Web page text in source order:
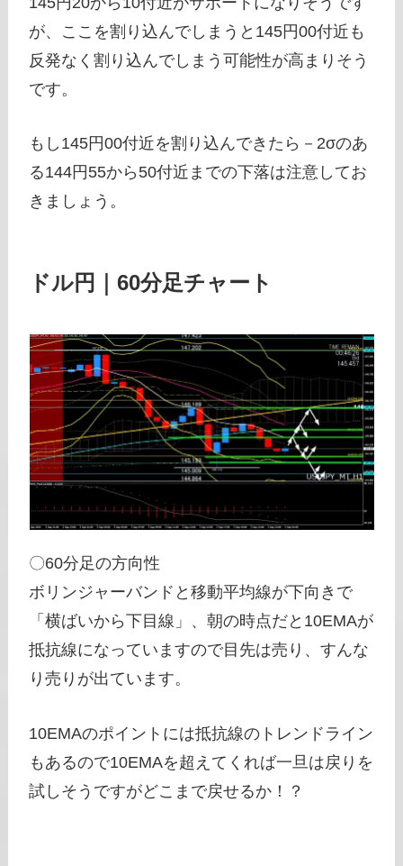
が、ここを割り込んでしまうと145円00付近も
反発なく割り込んでしまう可能性が高まりそう
です。
もし145円00付近を割り込んできたら－2σのあ
る144円55から50付近までの下落は注意してお
きましょう。
ドル円｜60分足チャート
〇60分足の方向性
ボリンジャーバンドと移動平均線が下向きで
「横ばいから下目線」、朝の時点だと10EMAが
抵抗線になっていますので目先は売り、すんな
り売りが出ています。
10EMAのポイントには抵抗線のトレンドライン
もあるので10EMAを超えてくれば一旦は戻りを
試しそうですがどこまで戻せるか！？